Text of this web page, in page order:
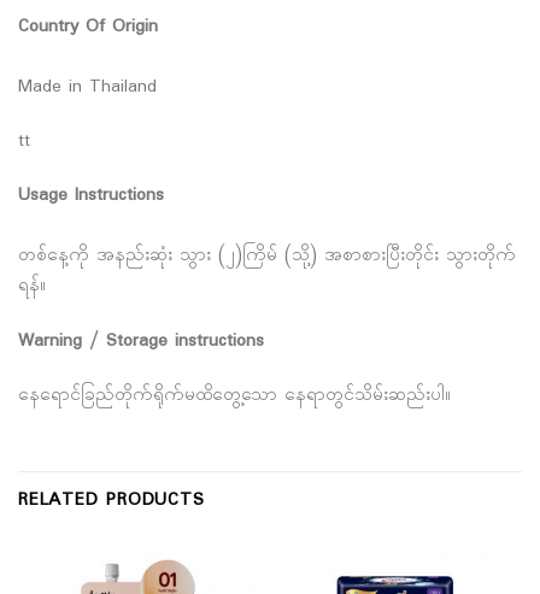
Country Of Origin
Made in Thailand
tt
Usage Instructions
တစ်နေ့ကို အနည်းဆုံး သွား (၂)ကြိမ် (သို့) အစာစားပြီးတိုင်း သွားတိုက်
ရန်။
Warning / Storage instructions
နေရောင်ခြည်တိုက်ရိုက်မထိတွေ့သော နေရာတွင်သိမ်းဆည်းပါ။
RELATED PRODUCTS